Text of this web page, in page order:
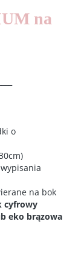
na
o
na bok
cyfrowy
eko brązowa